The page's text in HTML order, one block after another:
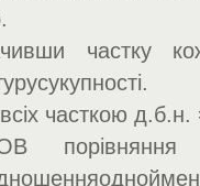
частку
часткою д.б.н.
порівняння -